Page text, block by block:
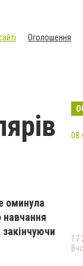
Оголошення
оминула
навчання